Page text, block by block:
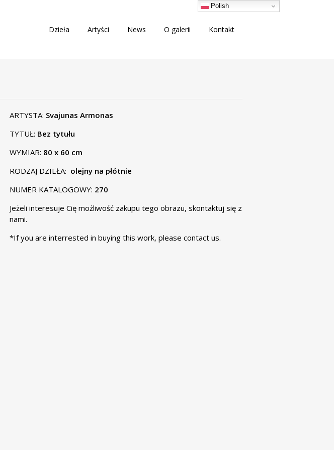
S
n
e
t
Dzieła Artyści News O galerii Kontakt
ARTYSTA: Svajunas Armonas
TYTUŁ: Bez tytułu
WYMIAR: 80 x 60 cm
RODZAJ DZIEŁA: olejny na płótnie
NUMER KATALOGOWY: 270
Jeżeli interesuje Cię możliwość zakupu tego obrazu, skontaktuj się z
nami.
*If you are interrested in buying this work, please contact us.
Polish